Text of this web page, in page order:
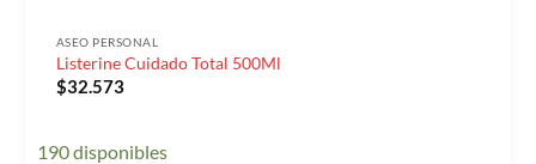
ASEO PERSONAL
Listerine Cuidado Total 500Ml
$32.573
190 disponibles